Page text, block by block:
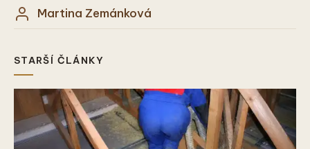
Martina Zemánková
STARŠÍ ČLÁNKY